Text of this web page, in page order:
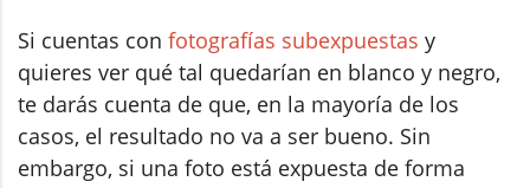
Si cuentas con fotografías subexpuestas y
quieres ver qué tal quedarían en blanco y negro,
te darás cuenta de que, en la mayoría de los
casos, el resultado no va a ser bueno. Sin
embargo, si una foto está expuesta de forma